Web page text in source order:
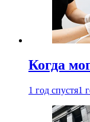
Когда
1 год спустя1